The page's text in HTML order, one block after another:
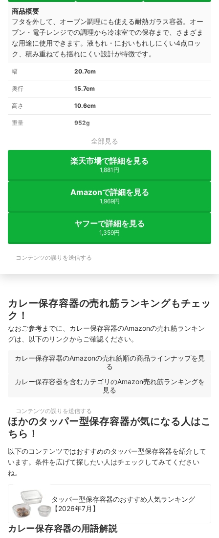
商品概要
フタを外して、オーブン調理にも使える耐熱ガラス容器。オー
ブン・電子レンジでの調理から冷凍室での保存まで、さまざま
な用途に使用できます。液もれ・においもれしにくい4点ロッ
ク、積み重ねても揺れにくい設計が特徴です。
幅 20.7cm
奥行 15.7cm
高さ 10.6cm
重量 952g
全部見る
楽天市場で詳細を見る
1,881円
Amazonで詳細を見る
1,969円
ヤフーで詳細を見る
1,359円
コンテンツの誤りを送信する
カレー保存容器の売れ筋ランキングもチェッ
ク！
なおご参考までに、カレー保存容器のAmazonの売れ筋ランキン
グは、以下のリンクからご確認ください。
カレー保存容器のAmazonの売れ筋順の商品ラインナップを見
る
カレー保存容器を含むカテゴリのAmazon売れ筋ランキングを
見る
コンテンツの誤りを送信する
ほかのタッパー型保存容器が気になる人はこ
ちら！
以下のコンテンツではおすすめのタッパー型保存容器を紹介して
います。条件を広げて探したい人はチェックしてみてください
ね。
タッパー型保存容器のおすすめ人気ランキング
【2026年7月】
カレー保存容器の用語解説